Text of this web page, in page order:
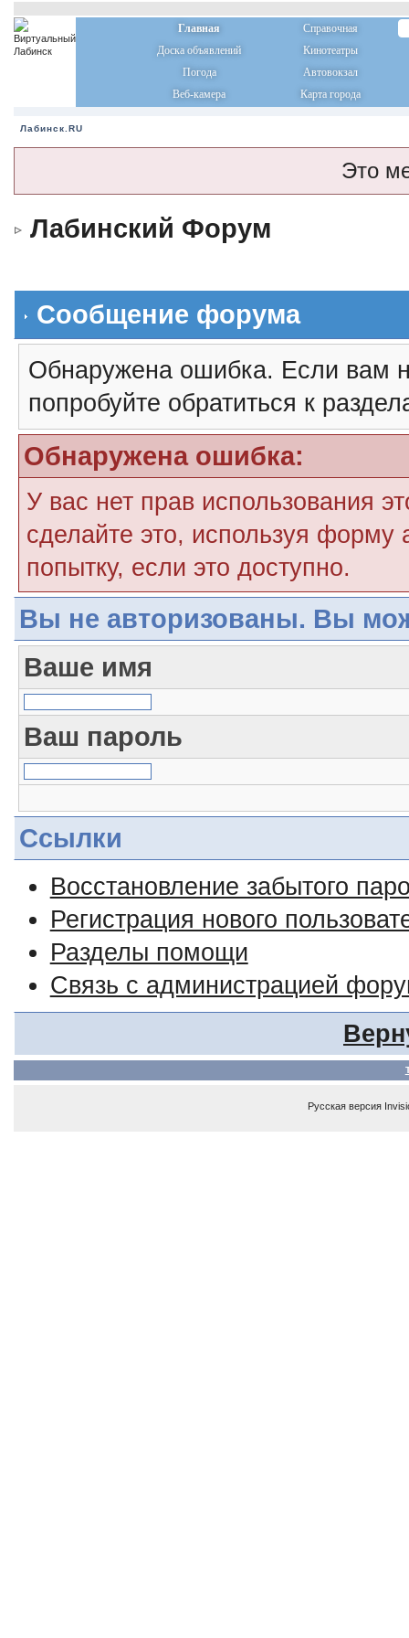
Главная
Справочная
Доска объявлений
Кинотеатры
Погода
Автовокзал
Веб-камера
Карта города
Лабинск.RU
Это
Лабинский Форум
Сообщение форума
Обнаружена ошибка. Если вам
попробуйте обратиться к
Обнаружена ошибка:
У вас нет прав использования
сделайте это, используя форму
попытку, если это доступно.
Вы не авторизованы. Вы
Ваше имя
Ваш пароль
Ссылки
Восстановление забытого
Регистрация нового
Разделы помощи
Связь с администрацией
Русская версия